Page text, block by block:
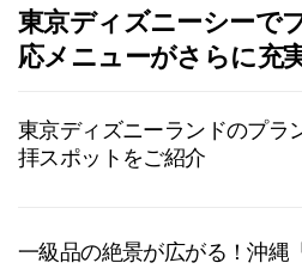
東京ディズニーシーで
応メニューがさらに充
東京ディズニーランドのプラ
拝スポットをご紹介
一級品の絶景が広がる！沖縄